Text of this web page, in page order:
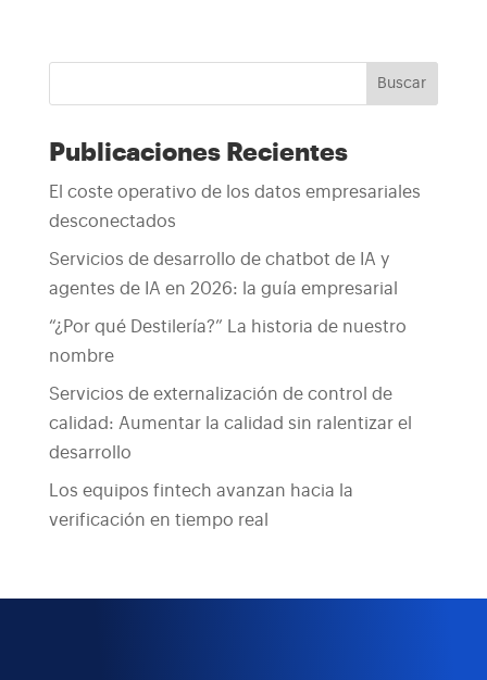
Buscar
Publicaciones Recientes
El coste operativo de los datos empresariales
desconectados
Servicios de desarrollo de chatbot de IA y
agentes de IA en 2026: la guía empresarial
“¿Por qué Destilería?” La historia de nuestro
nombre
Servicios de externalización de control de
calidad: Aumentar la calidad sin ralentizar el
desarrollo
Los equipos fintech avanzan hacia la
verificación en tiempo real